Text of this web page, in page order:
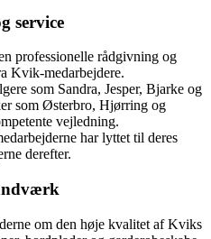
service
professionelle rådgivning og
Kvik-medarbejdere.
som Sandra, Jesper, Bjarke og
som Østerbro, Hjørring og
vejledning.
har lyttet til deres
derefter.
om den høje kvalitet af Kviks